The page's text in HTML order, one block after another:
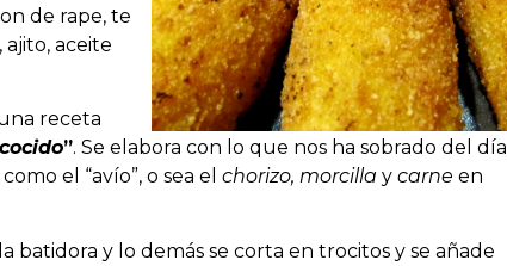
de rape, te
aceite
receta
”. Se elabora con lo que nos ha sobrado del día
el “avío”, o sea el chorizo, morcilla y carne en
batidora y lo demás se corta en trocitos y se añade